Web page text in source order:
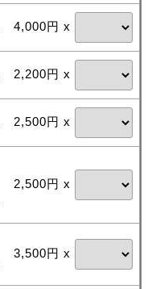
4,000円 x
2,200円 x
2,500円 x
2,500円 x
3,500円 x